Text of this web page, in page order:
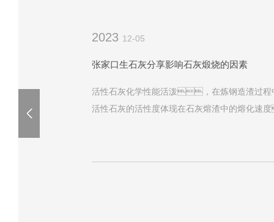
2023 12-05
张家口生石灰分享影响石灰煅烧的因素
活性石灰化学性能活泼，在炼钢造渣过
活性石灰的活性度体现在石灰熔渣中的熔化